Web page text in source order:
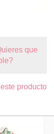
que
producto